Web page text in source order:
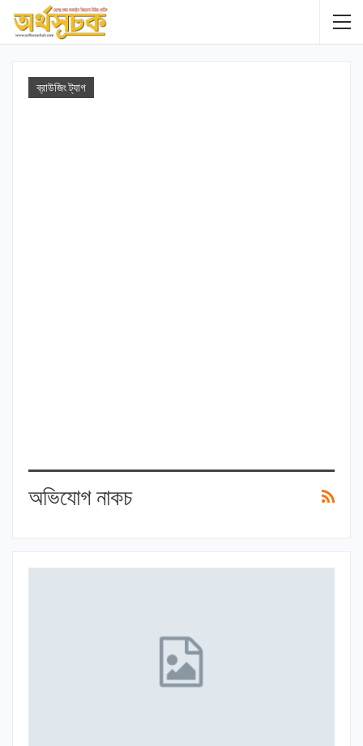
ব্রাউজিং ট্যাগ
অভিযোগ নাকচ